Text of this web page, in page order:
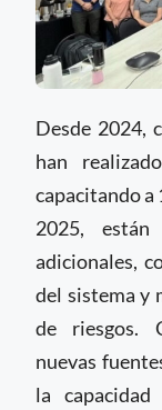
Desde 2024,
han
capacitando a
2025, están
adicionales,
del sistema y
de riesgos.
nuevas
la